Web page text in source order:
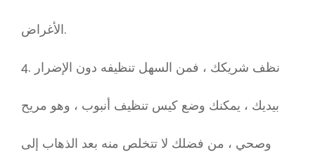
الأغراض.
4. نظف شريكك ، فمن السهل تنظيفه دون الإضرار
بيديك ، يمكنك وضع كيس تنظيف أنبوب ، وهو مريح
وصحي ، من فضلك لا تتخلص منه بعد الذهاب إلى